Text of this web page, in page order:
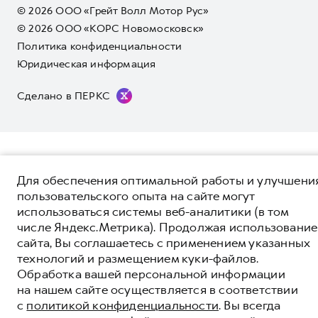
Волл Мотор Рус»). Для получения подробной информации
«Грейт Волл Мотор Рус» либо по телефону Горячей линии 8 (800)
511-59-86, либо на сайте. Опубликованная на данном сайте
информация может быть изменена в любое время без
предварительного уведомления.
дополнительной сервисной поддержки. Информация в данном
разделе носит ознакомительный характер. При наличии
расхождений в условиях, описанных в сервисной книжке
владельца автомобиля и на данной странице, приоритет
отдается сведениям, указанным в сервисной книжке. ООО
«Грейт Волл Мотор Рус» оставляет за собой право внесения
изменений в гарантийную политику без предварительного
уведомления.
© 2026 ООО «Грейт Волл Мотор Рус»
© 2026 ООО «КОРС Новомосковск»
Политика конфиденциальности
Юридическая информация
Сделано в ПЕРКС
Для обеспечения оптимальной работы и
пользовательского опыта на сайте могут
использоваться системы веб-аналитики (в том
числе Яндекс.Метрика). Продолжая использование
сайта, Вы соглашаетесь с применением указанных
технологий и размещением куки-файлов.
Обработка вашей персональной информации
на нашем сайте осуществляется в соответствии
с политикой конфиденциальности. Вы всегда